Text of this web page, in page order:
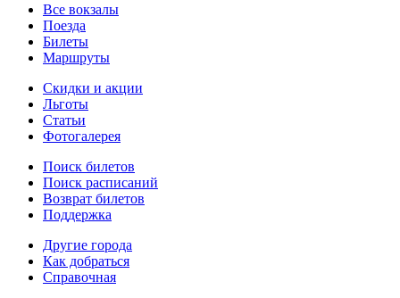
Все вокзалы
Поезда
Билеты
Маршруты
Скидки и акции
Льготы
Статьи
Фотогалерея
Поиск билетов
Поиск расписаний
Возврат билетов
Поддержка
Другие города
Как добраться
Справочная